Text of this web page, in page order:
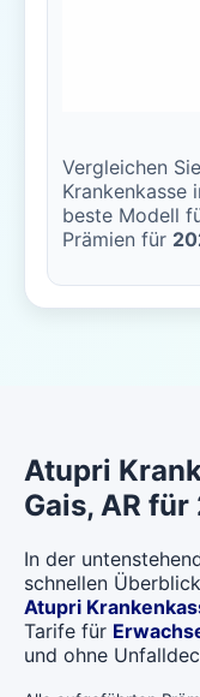
Vergleichen
Krankenkasse
beste Modell
Prämien für
Atupri
Gais, AR
In der
schnellen
Atupri
Tarife für
und ohne